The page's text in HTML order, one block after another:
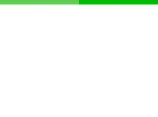
#車好きな人と繋がりたい